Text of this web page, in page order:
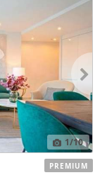
1/10
PREMIUM